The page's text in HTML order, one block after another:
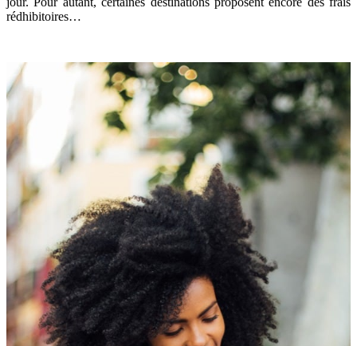
rédhibitoires…